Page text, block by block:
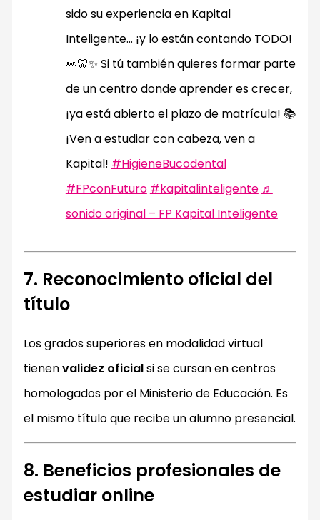
sido su experiencia en Kapital
Inteligente… ¡y lo están contando TODO!
👀🦷✨ Si tú también quieres formar parte
de un centro donde aprender es crecer,
¡ya está abierto el plazo de matrícula! 📚
¡Ven a estudiar con cabeza, ven a
Kapital! #HigieneBucodental
#FPconFuturo #kapitalinteligente ♬
sonido original – FP Kapital Inteligente
7. Reconocimiento oficial del
título
Los grados superiores en modalidad virtual
tienenvalidez oficialsi se cursan en centros
homologados por el Ministerio de Educación. Es
el mismo título que recibe un alumno presencial.
8. Beneficios profesionales de
estudiar online